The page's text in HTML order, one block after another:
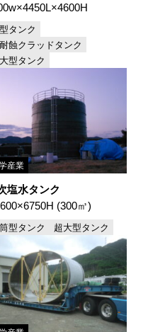
タンク
蝕クラッドタンク
型タンク
産業
塩水タンク
(300㎥)
型タンク 超大型タンク